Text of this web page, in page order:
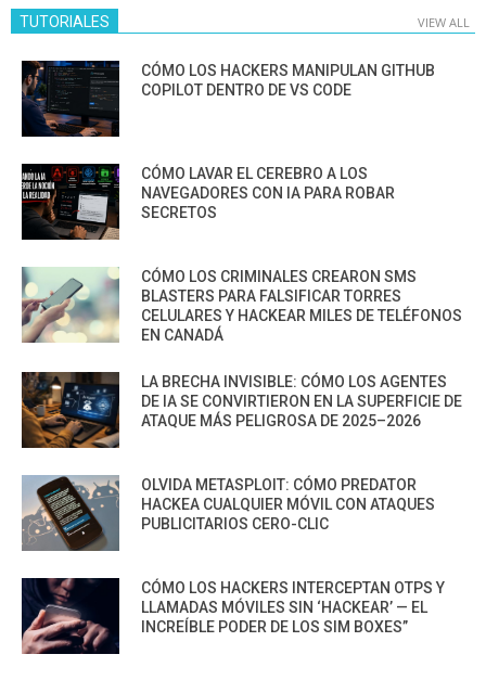
TUTORIALES VIEW ALL
CÓMO LOS HACKERS MANIPULAN GITHUB
COPILOT DENTRO DE VS CODE
CÓMO LAVAR EL CEREBRO A LOS
NAVEGADORES CON IA PARA ROBAR
SECRETOS
CÓMO LOS CRIMINALES CREARON SMS
BLASTERS PARA FALSIFICAR TORRES
CELULARES Y HACKEAR MILES DE TELÉFONOS
EN CANADÁ
LA BRECHA INVISIBLE: CÓMO LOS AGENTES
DE IA SE CONVIRTIERON EN LA SUPERFICIE DE
ATAQUE MÁS PELIGROSA DE 2025–2026
OLVIDA METASPLOIT: CÓMO PREDATOR
HACKEA CUALQUIER MÓVIL CON ATAQUES
PUBLICITARIOS CERO-CLIC
CÓMO LOS HACKERS INTERCEPTAN OTPS Y
LLAMADAS MÓVILES SIN ‘HACKEAR’ — EL
INCREÍBLE PODER DE LOS SIM BOXES”